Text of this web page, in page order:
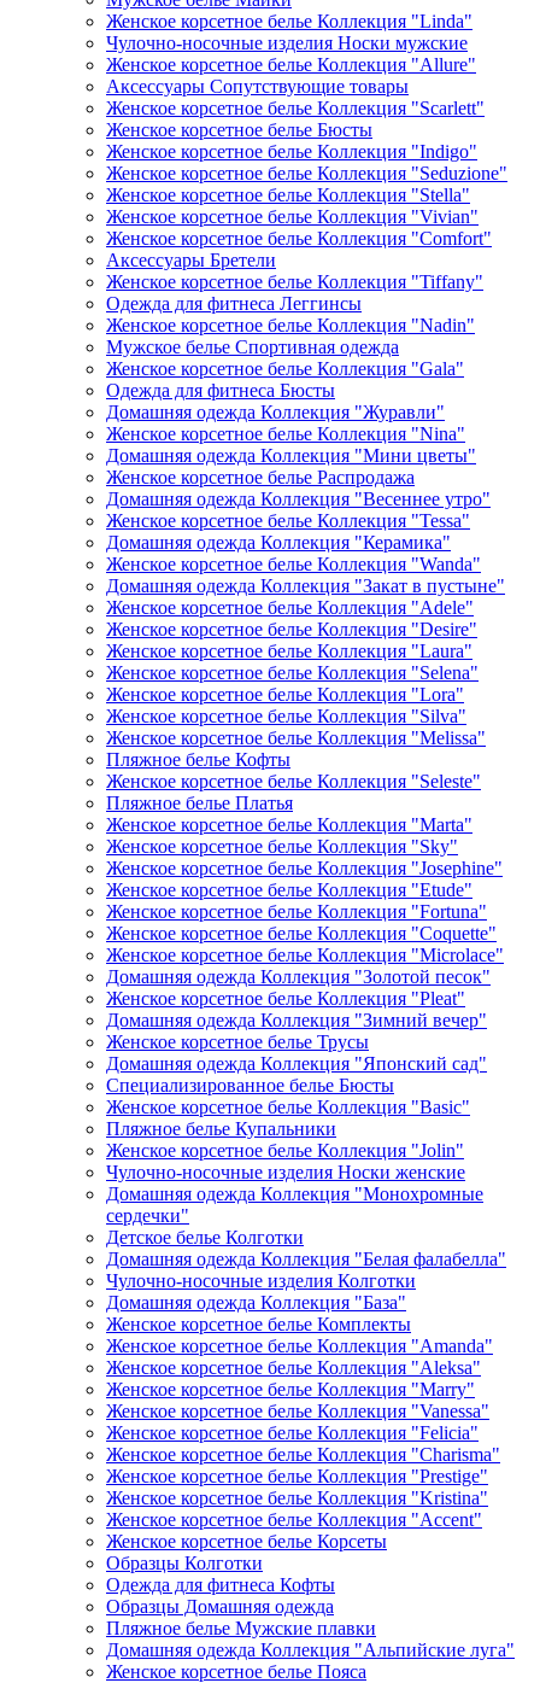
Женское корсетное белье Коллекция "Linda"
Чулочно-носочные изделия Носки мужские
Женское корсетное белье Коллекция "Allure"
Аксессуары Сопутствующие товары
Женское корсетное белье Коллекция "Scarlett"
Женское корсетное белье Бюсты
Женское корсетное белье Коллекция "Indigo"
Женское корсетное белье Коллекция "Seduzione"
Женское корсетное белье Коллекция "Stella"
Женское корсетное белье Коллекция "Vivian"
Женское корсетное белье Коллекция "Comfort"
Аксессуары Бретели
Женское корсетное белье Коллекция "Tiffany"
Одежда для фитнеса Леггинсы
Женское корсетное белье Коллекция "Nadin"
Мужское белье Спортивная одежда
Женское корсетное белье Коллекция "Gala"
Одежда для фитнеса Бюсты
Домашняя одежда Коллекция "Журавли"
Женское корсетное белье Коллекция "Nina"
Домашняя одежда Коллекция "Мини цветы"
Женское корсетное белье Распродажа
Домашняя одежда Коллекция "Весеннее утро"
Женское корсетное белье Коллекция "Tessa"
Домашняя одежда Коллекция "Керамика"
Женское корсетное белье Коллекция "Wanda"
Домашняя одежда Коллекция "Закат в пустыне"
Женское корсетное белье Коллекция "Adele"
Женское корсетное белье Коллекция "Desire"
Женское корсетное белье Коллекция "Laura"
Женское корсетное белье Коллекция "Selena"
Женское корсетное белье Коллекция "Lora"
Женское корсетное белье Коллекция "Silva"
Женское корсетное белье Коллекция "Melissa"
Пляжное белье Кофты
Женское корсетное белье Коллекция "Seleste"
Пляжное белье Платья
Женское корсетное белье Коллекция "Marta"
Женское корсетное белье Коллекция "Sky"
Женское корсетное белье Коллекция "Josephine"
Женское корсетное белье Коллекция "Etude"
Женское корсетное белье Коллекция "Fortuna"
Женское корсетное белье Коллекция "Coquette"
Женское корсетное белье Коллекция "Microlace"
Домашняя одежда Коллекция "Золотой песок"
Женское корсетное белье Коллекция "Pleat"
Домашняя одежда Коллекция "Зимний вечер"
Женское корсетное белье Трусы
Домашняя одежда Коллекция "Японский сад"
Специализированное белье Бюсты
Женское корсетное белье Коллекция "Basic"
Пляжное белье Купальники
Женское корсетное белье Коллекция "Jolin"
Чулочно-носочные изделия Носки женские
Домашняя одежда Коллекция "Монохромные
сердечки"
Детское белье Колготки
Домашняя одежда Коллекция "Белая фалабелла"
Чулочно-носочные изделия Колготки
Домашняя одежда Коллекция "База"
Женское корсетное белье Комплекты
Женское корсетное белье Коллекция "Amanda"
Женское корсетное белье Коллекция "Aleksa"
Женское корсетное белье Коллекция "Marry"
Женское корсетное белье Коллекция "Vanessa"
Женское корсетное белье Коллекция "Felicia"
Женское корсетное белье Коллекция "Charisma"
Женское корсетное белье Коллекция "Prestige"
Женское корсетное белье Коллекция "Kristina"
Женское корсетное белье Коллекция "Accent"
Женское корсетное белье Корсеты
Образцы Колготки
Одежда для фитнеса Кофты
Образцы Домашняя одежда
Пляжное белье Мужские плавки
Домашняя одежда Коллекция "Альпийские луга"
Женское корсетное белье Пояса